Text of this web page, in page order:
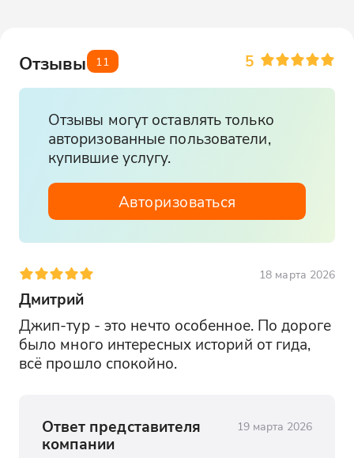
Отзывы 11 5
Отзывы могут оставлять только
авторизованные пользователи,
купившие услугу.
Авторизоваться
18 марта 2026
Дмитрий
Джип-тур - это нечто особенное. По дороге
было много интересных историй от гида,
всё прошло спокойно.
Ответ представителя
компании
19 марта 2026